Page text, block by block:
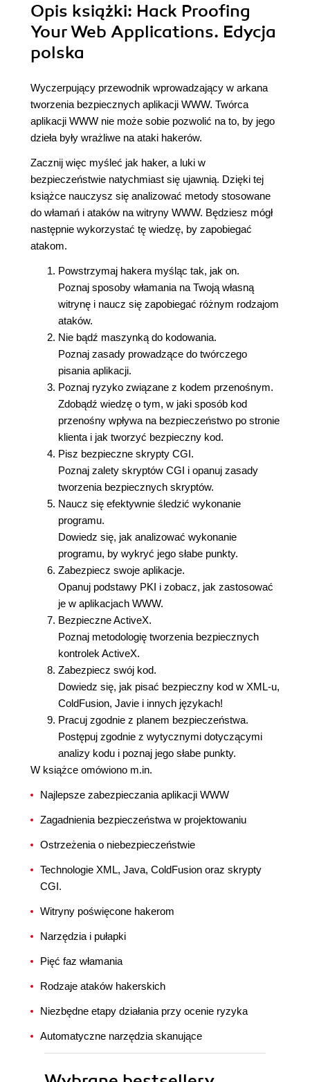
Opis książki: Hack Proofing
Your Web Applications. Edycja
polska
Wyczerpujący przewodnik wprowadzający w arkana
tworzenia bezpiecznych aplikacji WWW. Twórca
aplikacji WWW nie może sobie pozwolić na to, by jego
dzieła były wrażliwe na ataki hakerów.
Zacznij więc myśleć jak haker, a luki w
bezpieczeństwie natychmiast się ujawnią. Dzięki tej
książce nauczysz się analizować metody stosowane
do włamań i ataków na witryny WWW. Będziesz mógł
następnie wykorzystać tę wiedzę, by zapobiegać
atakom.
Powstrzymaj hakera myśląc tak, jak on.
Poznaj sposoby włamania na Twoją własną
witrynę i naucz się zapobiegać różnym rodzajom
ataków.
Nie bądź maszynką do kodowania.
Poznaj zasady prowadzące do twórczego
pisania aplikacji.
Poznaj ryzyko związane z kodem przenośnym.
Zdobądź wiedzę o tym, w jaki sposób kod
przenośny wpływa na bezpieczeństwo po stronie
klienta i jak tworzyć bezpieczny kod.
Pisz bezpieczne skrypty CGI.
Poznaj zalety skryptów CGI i opanuj zasady
tworzenia bezpiecznych skryptów.
Naucz się efektywnie śledzić wykonanie
programu.
Dowiedz się, jak analizować wykonanie
programu, by wykryć jego słabe punkty.
Zabezpiecz swoje aplikacje.
Opanuj podstawy PKI i zobacz, jak zastosować
je w aplikacjach WWW.
Bezpieczne ActiveX.
Poznaj metodologię tworzenia bezpiecznych
kontrolek ActiveX.
Zabezpiecz swój kod.
Dowiedz się, jak pisać bezpieczny kod w XML-u,
ColdFusion, Javie i innych językach!
Pracuj zgodnie z planem bezpieczeństwa.
Postępuj zgodnie z wytycznymi dotyczącymi
analizy kodu i poznaj jego słabe punkty.
W książce omówiono m.in.
Najlepsze zabezpieczania aplikacji WWW
Zagadnienia bezpieczeństwa w projektowaniu
Ostrzeżenia o niebezpieczeństwie
Technologie XML, Java, ColdFusion oraz skrypty
CGI.
Witryny poświęcone hakerom
Narzędzia i pułapki
Pięć faz włamania
Rodzaje ataków hakerskich
Niezbędne etapy działania przy ocenie ryzyka
Automatyczne narzędzia skanujące